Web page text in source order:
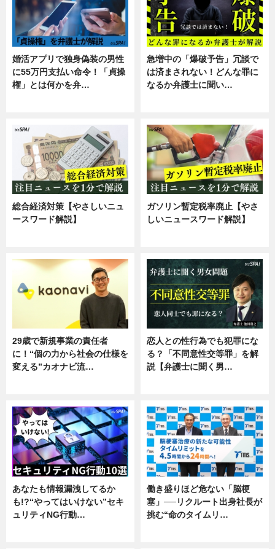
婚活アプリで独身偽装の男性
に55万円支払い命令！「貞操
権」とは何かを弁…
急増中の「爆破予告」冗談で
は済まされない！どんな罪に
なるか弁護士に聞い…
総合経済対策【やさしいニュ
ースワード解説】
ガソリン暫定税率廃止【やさ
しいニュースワード解説】
29歳で新規事業の責任者
に！“個の力から社会の仕様を
変える”カオナビ流…
恋人との性行為でも犯罪にな
る？「不同意性交等罪」を解
説【弁護士に聞く男…
あなたも情報漏洩してるか
も!?“やってはいけない”セキ
ュリティNG行動…
働き盛りほど危ない「脳梗
塞」──リクルート出身社長が
挑む“命のタイムリ…